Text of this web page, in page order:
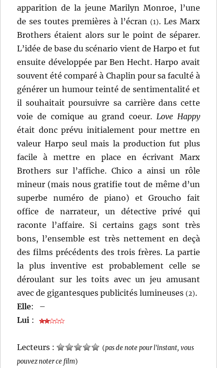
apparition de la jeune Marilyn Monroe, l’une
de ses toutes premières à l’écran (1). Les Marx
Brothers étaient alors sur le point de séparer.
L’idée de base du scénario vient de Harpo et fut
ensuite développée par Ben Hecht. Harpo avait
souvent été comparé à Chaplin pour sa faculté à
générer un humour teinté de sentimentalité et
il souhaitait poursuivre sa carrière dans cette
voie de comique au grand coeur. Love Happy
était donc prévu initialement pour mettre en
valeur Harpo seul mais la production fut plus
facile à mettre en place en écrivant Marx
Brothers sur l’affiche. Chico a ainsi un rôle
mineur (mais nous gratifie tout de même d’un
superbe numéro de piano) et Groucho fait
office de narrateur, un détective privé qui
raconte l’affaire. Si certains gags sont très
bons, l’ensemble est très nettement en deçà
des films précédents des trois frères. La partie
la plus inventive est probablement celle se
déroulant sur les toits avec un jeu amusant
avec de gigantesques publicités lumineuses(2).
Elle:
–
Lui :
Lecteurs : (pas de note pour l'instant, vous
pouvez noter ce film)